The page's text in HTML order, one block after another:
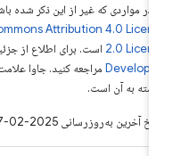
در مواردی که غیر از این ذکر شده
Commons Attribution 4.0
2.0است. برای اطلاع از جزئیات،
به آن است.
آخرین به‌روزرسانی 2025-02-07 به‌وقت ساعت هماهنگ جهانی.